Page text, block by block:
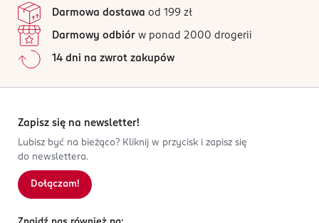
Darmowa dostawa od 199 zł
Darmowy odbiór w ponad 2000 drogerii
14 dni na zwrot zakupów
Zapisz się na newsletter!
Lubisz być na bieżąco? Kliknij w przycisk i zapisz się
do newslettera.
Dołączam!